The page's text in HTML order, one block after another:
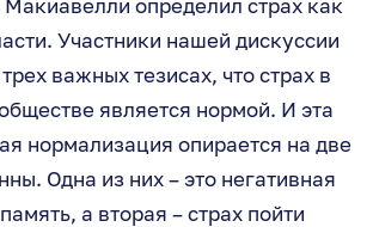
Участники нашей дискуссии
важных тезисах, что страх в
является нормой. И эта
нормализация опирается на две
Одна из них – это негативная
а вторая – страх пойти